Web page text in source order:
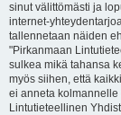
sinut välittömästi ja
internet-
tallennetaan näiden
"Pirkanmaan
sulkea mikä tahansa
myös siihen, että
ei anneta
Lintutieteellinen